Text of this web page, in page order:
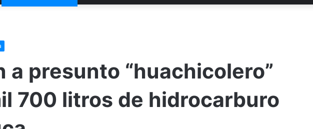
a presunto “huachicolero”
700 litros de hidrocarburo